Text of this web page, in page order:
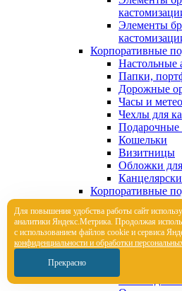
Элементы
Корпоративные
Настольные
Папки,
Дорожные
Часы и
Чехлы для
Подарочные
Кошельки
Визитницы
Обложки
Корпоративные
Новогодние
Новогодние
Новогодние
Новогодние
Новогодняя
Для повышения удобства работы сайт
аналитики Яндекс.Метрика. Продолжая
с использованием файлов cookie и сервиса
конфиденциальности и обработки
Прекрасно